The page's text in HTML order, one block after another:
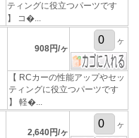
ティングに役立つパーツです
】 コ�...
908円/ヶ
ヶ
【 RCカーの性能アップやセッ
ティングに役立つパーツです
】 軽�...
2,640円/ヶ
ヶ